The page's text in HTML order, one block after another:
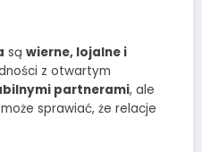
są wierne, lojalne i
z otwartym
partnerami, ale
sprawiać, że relacje